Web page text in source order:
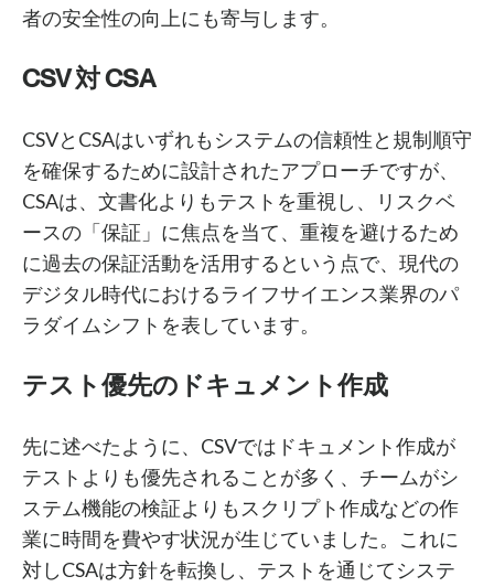
者の安全性の向上にも寄与します。
CSV 対 CSA
CSVとCSAはいずれもシステムの信頼性と規制順守
を確保するために設計されたアプローチですが、
CSAは、文書化よりもテストを重視し、リスクベ
ースの「保証」に焦点を当て、重複を避けるため
に過去の保証活動を活用するという点で、現代の
デジタル時代におけるライフサイエンス業界のパ
ラダイムシフトを表しています。
テスト優先のドキュメント作成
先に述べたように、CSVではドキュメント作成が
テストよりも優先されることが多く、チームがシ
ステム機能の検証よりもスクリプト作成などの作
業に時間を費やす状況が生じていました。これに
対しCSAは方針を転換し、テストを通じてシステ